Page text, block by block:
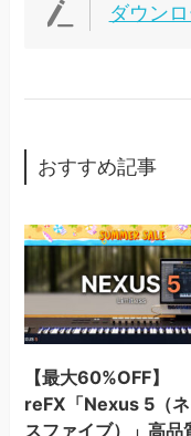
ダウン
おすすめ記事
【最大60%OFF】
reFX「Nexus 5（
スファイブ）」高品